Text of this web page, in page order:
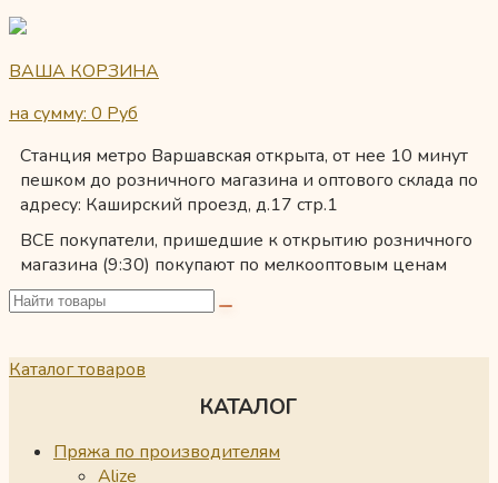
ВАША КОРЗИНА
на сумму: 0 Руб
Станция метро Варшавская открыта, от нее 10 минут
пешком до розничного магазина и оптового склада по
адресу: Каширский проезд, д.17 стр.1
ВСЕ покупатели, пришедшие к открытию розничного
магазина (9:30) покупают по мелкооптовым ценам
Каталог товаров
КАТАЛОГ
Пряжа по производителям
Alize